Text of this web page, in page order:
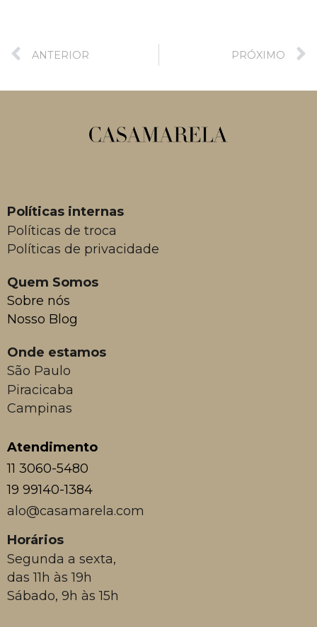
ANTERIOR PRÓXIMO
Políticas internas
Políticas de troca
Políticas de privacidade
Quem Somos
Sobre nós
Nosso Blog
Onde estamos
São Paulo
Piracicaba
Campinas
Atendimento
11 3060-5480
19 99140-1384
alo@casamarela.com
Horários
Segunda a sexta,
das 11h às 19h
Sábado, 9h às 15h